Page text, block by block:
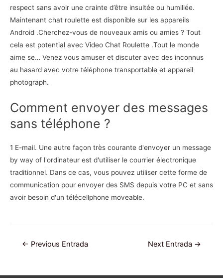
respect sans avoir une crainte d’être insultée ou humiliée.
Maintenant chat roulette est disponible sur les appareils
Android .Cherchez-vous de nouveaux amis ou amies ? Tout
cela est potential avec Video Chat Roulette .Tout le monde
aime se… Venez vous amuser et discuter avec des inconnus
au hasard avec votre téléphone transportable et appareil
photograph.
Comment envoyer des messages
sans téléphone ?
1 E-mail. Une autre façon très courante d'envoyer un message
by way of l'ordinateur est d'utiliser le courrier électronique
traditionnel. Dans ce cas, vous pouvez utiliser cette forme de
communication pour envoyer des SMS depuis votre PC et sans
avoir besoin d'un télécellphone moveable.
Navegación
entradas
← Previous Entrada Next Entrada →